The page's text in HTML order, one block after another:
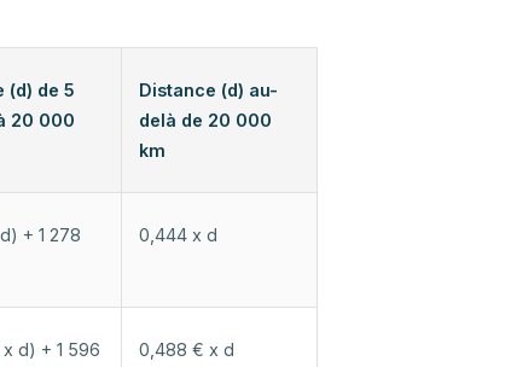
(d) de 5
20 000
Distance (d) au-
delà de 20 000
km
+ 1 278 0,444 x d
d) + 1 596 0,488 € x d